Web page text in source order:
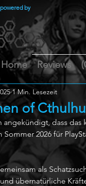
powered by
Home Reviews
of
1 Min. Lesezeit
angekündigt, dass
2026 für
als
übernatürliche